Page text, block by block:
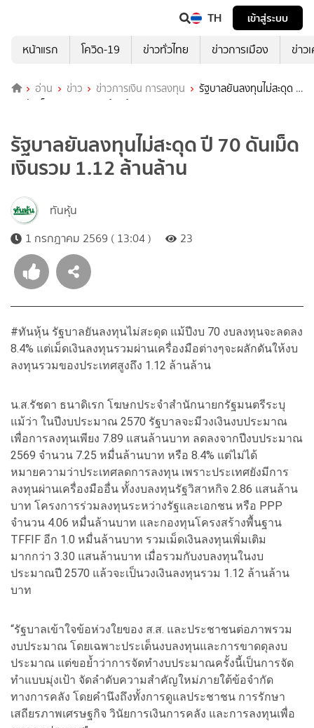
TH
เข้าสู่ระบบ
หน้าแรก
โควิด-19 ข่าวทั่วไทย ข่าวการเมือง ข่าว
อ่าน ข่าว ข่าวการเงิน การลงทุน
รัฐบาลยันลงทุนไม่สะดุด ปี
70 ดันเม็ดเงินรวม 1.12 ล้านล้าน
รัฐบาลยันลงทุนไม่สะดุด ปี 70 ดันเม็ด
เงินรวม 1.12 ล้านล้าน
ทันหุ้น
1 กรกฎาคม 2569 ( 13:04 )
23
#ทันหุ้น รัฐบาลยันลงทุนไม่สะดุด แม้ปีงบ 70 งบลงทุนจะลดลง
8.4% แต่เม็ดเงินลงทุนรวมผ่านเครื่องมือต่างๆจะผลักดันให้งบ
ลงทุนรวมของประเทศสูงถึง 1.12 ล้านล้าน
น.ส.รัชดา ธนาดิเรก โฆษกประจำสำนักนายกรัฐมนตรีระบุ
แม้ว่า ในปีงบประมาณ 2570 รัฐบาลจะมีวงเงินงบประมาณ
เพื่อการลงทุนเพียง 7.89 แสนล้านบาท ลดลงจากปีงบประมาณ
2569 จำนวน 7.25 หมื่นล้านบาท หรือ 8.4% แต่ไม่ได้
หมายความว่าประเทศลดการลงทุน เพราะประเทศยังมีการ
ลงทุนผ่านเครื่องมืออื่น ทั้งงบลงทุนรัฐวิสาหกิจ 2.86 แสนล้าน
บาท โครงการร่วมลงทุนระหว่างรัฐและเอกชน หรือ PPP
จำนวน 4.06 หมื่นล้านบาท และกองทุนโครงสร้างพื้นฐาน
TFFIF อีก 1.0 หมื่นล้านบาท รวมเม็ดเงินลงทุนเพิ่มเติม
มากกว่า 3.30 แสนล้านบาท เมื่อรวมกับงบลงทุนในงบ
ประมาณปี 2570 แล้วจะเป็นวงเงินลงทุนรวม 1.12 ล้านล้าน
บาท
“รัฐบาลเข้าใจข้อห่วงใยของ ส.ส. และประชาชนต่อภาพรวม
งบประมาณ โดยเฉพาะประเด็นงบลงทุนและการขาดดุลงบ
ประมาณ แต่ขอย้ำว่าการจัดทำงบประมาณครั้งนี้เป็นการจัด
ทำแบบมุ่งเป้า จัดลำดับความสำคัญใหม่ภายใต้ข้อจำกัด
ทางการคลัง โดยคำนึงถึงทั้งการดูแลประชาชน การรักษา
เสถียรภาพเศรษฐกิจ วินัยการเงินการคลัง และการลงทุนเพื่อ